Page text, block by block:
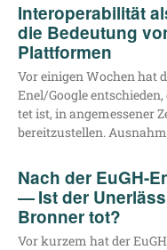
Interoperabilität
die Bedeutung
Plattformen
Vor eini­gen Wochen hat
Enel/​Google
tet ist, in ange­mes­se­ner
bereit­zu­stel­len.
Nach der EuGH-
— Ist der
Bronner tot?
Vor kur­zem hat der